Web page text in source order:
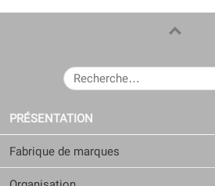
RECHERCHER :
PRÉSENTATION
Fabrique de marques